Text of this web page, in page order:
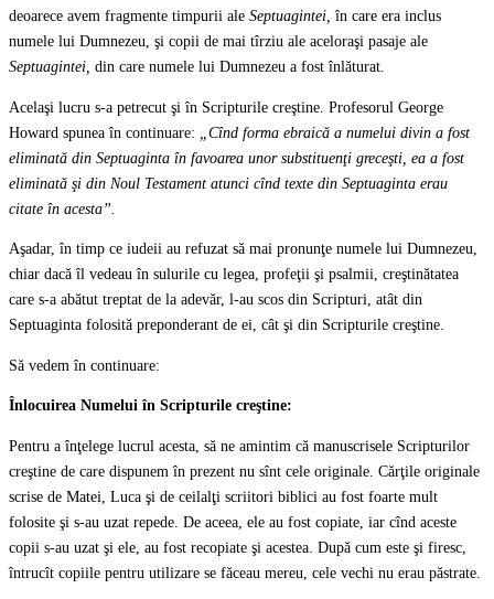
deoarece avem fragmente timpurii ale Septuagintei, în care era inclus
numele lui Dumnezeu, şi copii de mai tîrziu ale aceloraşi pasaje ale
Septuagintei, din care numele lui Dumnezeu a fost înlăturat.
Acelaşi lucru s-a petrecut şi în Scripturile creştine. Profesorul George
Howard spunea în continuare:
„Cînd forma ebraică a numelui divin a fost
eliminată din Septuaginta în favoarea unor substituenţi greceşti, ea a fost
eliminată şi din Noul Testament atunci cînd texte din Septuaginta erau
citate în acesta”.
Aşadar, în timp ce iudeii au refuzat să mai pronunţe numele lui Dumnezeu,
chiar dacă îl vedeau în sulurile cu legea, profeţii şi psalmii, creştinătatea
care s-a abătut treptat de la adevăr, l-au scos din Scripturi, atât din
Septuaginta folosită preponderant de ei, cât şi din Scripturile creştine.
Să vedem în continuare:
Înlocuirea Numelui în Scripturile creştine:
Pentru a înţelege lucrul acesta, să ne amintim că manuscrisele Scripturilor
creştine de care dispunem în prezent nu sînt cele originale. Cărţile originale
scrise de Matei, Luca şi de ceilalţi scriitori biblici au fost foarte mult
folosite şi s-au uzat repede. De aceea, ele au fost copiate, iar cînd aceste
copii s-au uzat şi ele, au fost recopiate şi acestea. După cum este şi firesc,
întrucît copiile pentru utilizare se făceau mereu, cele vechi nu erau păstrate.